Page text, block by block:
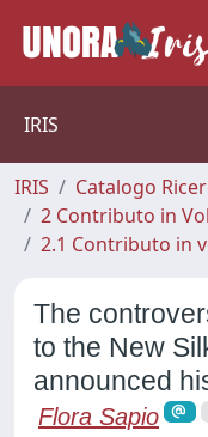
IRIS
IRIS
Catalogo
2 Contributo in
2.1 Contributo in
The
to the New
announced
Flora Sapio